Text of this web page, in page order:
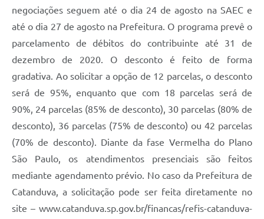
Contato
Editais
negociações seguem até o dia 24 de agosto na SAEC e
até o dia 27 de agosto na Prefeitura. O programa prevê o
parcelamento de débitos do contribuinte até 31 de
dezembro de 2020. O desconto é feito de forma
gradativa. Ao solicitar a opção de 12 parcelas, o desconto
será de 95%, enquanto que com 18 parcelas será de
90%, 24 parcelas (85% de desconto), 30 parcelas (80% de
desconto), 36 parcelas (75% de desconto) ou 42 parcelas
(70% de desconto). Diante da fase Vermelha do Plano
São Paulo, os atendimentos presenciais são feitos
mediante agendamento prévio. No caso da Prefeitura de
Catanduva, a solicitação pode ser feita diretamente no
site – www.catanduva.sp.gov.br/financas/refis-catanduva-